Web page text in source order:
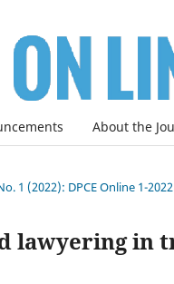
About the
1 (2022): DPCE Online 1-2022
lawyering in